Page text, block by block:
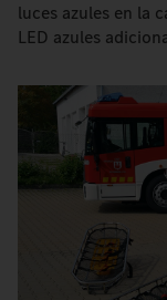
luces azules en la
LED azules